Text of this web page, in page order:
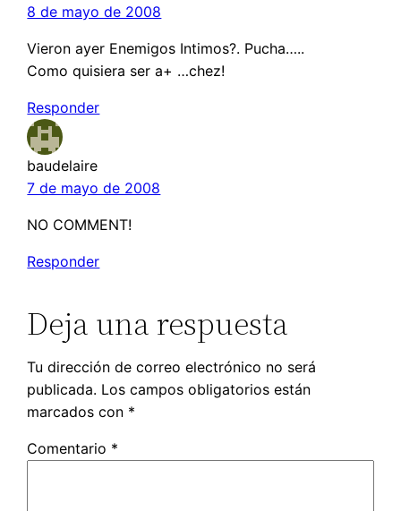
8 de mayo de 2008
Vieron ayer Enemigos Intimos?. Pucha…..
Como quisiera ser a+ …chez!
Responder
baudelaire
7 de mayo de 2008
NO COMMENT!
Responder
Deja una respuesta
Tu dirección de correo electrónico no será
publicada. Los campos obligatorios están
marcados con *
Comentario *